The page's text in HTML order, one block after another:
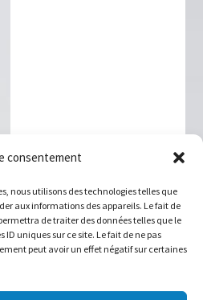
consentement
nous utilisons des technologies telles que
aux informations des appareils. Le fait de
de traiter des données telles que le
uniques sur ce site. Le fait de ne pas
peut avoir un effet négatif sur certaines